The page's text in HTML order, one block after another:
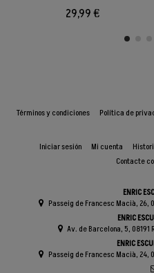
29,99 €
Términos y condiciones Política de
Iniciar sesión Mi cuenta
Contacte
ENRIC
Passeig de Francesc Macià, 26,
ENRIC
Av. de Barcelona, 5, 08191
ENRIC
Passeig de Francesc Macià, 24,